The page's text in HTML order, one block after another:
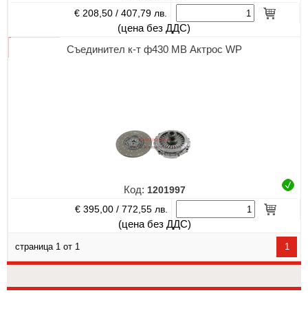
€ 208,50 /407,79 лв.
(цена без ДДС)
Съединител к-т ф430 МВ Актрос WP
Код: 1201997
€ 395,00 / 772,55 лв.
(цена без ДДС)
страница 1 от 1 1